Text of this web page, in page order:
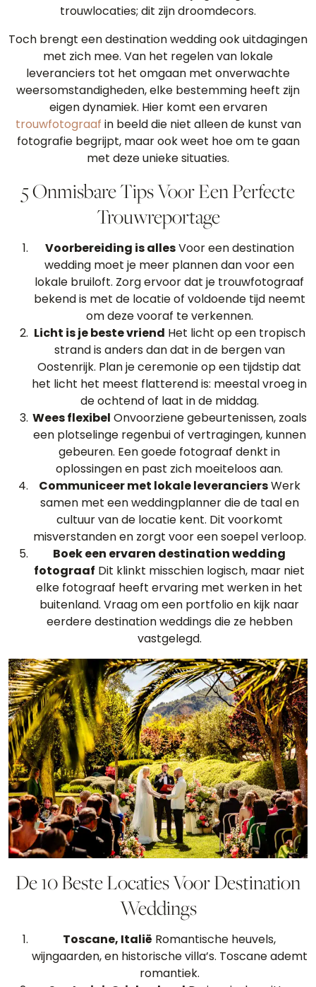
trouwlocaties; dit zijn droomdecors.
Toch brengt een destination wedding ook uitdagingen
met zich mee. Van het regelen van lokale
leveranciers tot het omgaan met onverwachte
weersomstandigheden, elke bestemming heeft zijn
eigen dynamiek. Hier komt een ervaren
trouwfotograaf in beeld die niet alleen de kunst van
fotografie begrijpt, maar ook weet hoe om te gaan
met deze unieke situaties.
5 Onmisbare Tips Voor Een Perfecte
Trouwreportage
Voorbereiding is allesVoor een destination
wedding moet je meer plannen dan voor een
lokale bruiloft. Zorg ervoor dat je trouwfotograaf
bekend is met de locatie of voldoende tijd neemt
om deze vooraf te verkennen.
Licht is je beste vriend Het licht op een tropisch
strand is anders dan dat in de bergen van
Oostenrijk. Plan je ceremonie op een tijdstip dat
het licht het meest flatterend is: meestal vroeg in
de ochtend of laat in de middag.
Wees flexibel Onvoorziene gebeurtenissen, zoals
een plotselinge regenbui of vertragingen, kunnen
gebeuren. Een goede fotograaf denkt in
oplossingen en past zich moeiteloos aan.
Communiceer met lokale leveranciersWerk
samen met een weddingplanner die de taal en
cultuur van de locatie kent. Dit voorkomt
misverstanden en zorgt voor een soepel verloop.
Boek een ervaren destination wedding
fotograaf Dit klinkt misschien logisch, maar niet
elke fotograaf heeft ervaring met werken in het
buitenland. Vraag om een portfolio en kijk naar
eerdere destination weddings die ze hebben
vastgelegd.
De 10 Beste Locaties Voor Destination
Weddings
Toscane, Italië Romantische heuvels,
wijngaarden, en historische villa’s. Toscane ademt
romantiek.